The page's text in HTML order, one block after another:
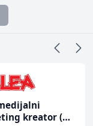
kreator (m/